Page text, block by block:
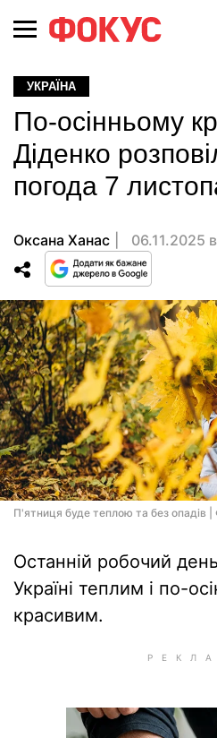
УКРАЇНА
По-осінньому
Діденко
погода 7
Оксана Ханас 06.11.2025
П'ятниця буде теплою та без опадів
Останній робочий
Україні теплим і по-
красивим.